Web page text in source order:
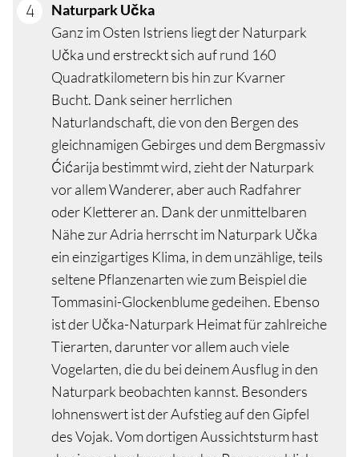
Naturpark Učka
Ganz im Osten Istriens liegt der Naturpark
Učka und erstreckt sich auf rund 160
Quadratkilometern bis hin zur Kvarner
Bucht. Dank seiner herrlichen
Naturlandschaft, die von den Bergen des
gleichnamigen Gebirges und dem Bergmassiv
Ćićarija bestimmt wird, zieht der Naturpark
vor allem Wanderer, aber auch Radfahrer
oder Kletterer an. Dank der unmittelbaren
Nähe zur Adria herrscht im Naturpark Učka
ein einzigartiges Klima, in dem unzählige, teils
seltene Pflanzenarten wie zum Beispiel die
Tommasini-Glockenblume gedeihen. Ebenso
ist der Učka-Naturpark Heimat für zahlreiche
Tierarten, darunter vor allem auch viele
Vogelarten, die du bei deinem Ausflug in den
Naturpark beobachten kannst. Besonders
lohnenswert ist der Aufstieg auf den Gipfel
des Vojak. Vom dortigen Aussichtsturm hast